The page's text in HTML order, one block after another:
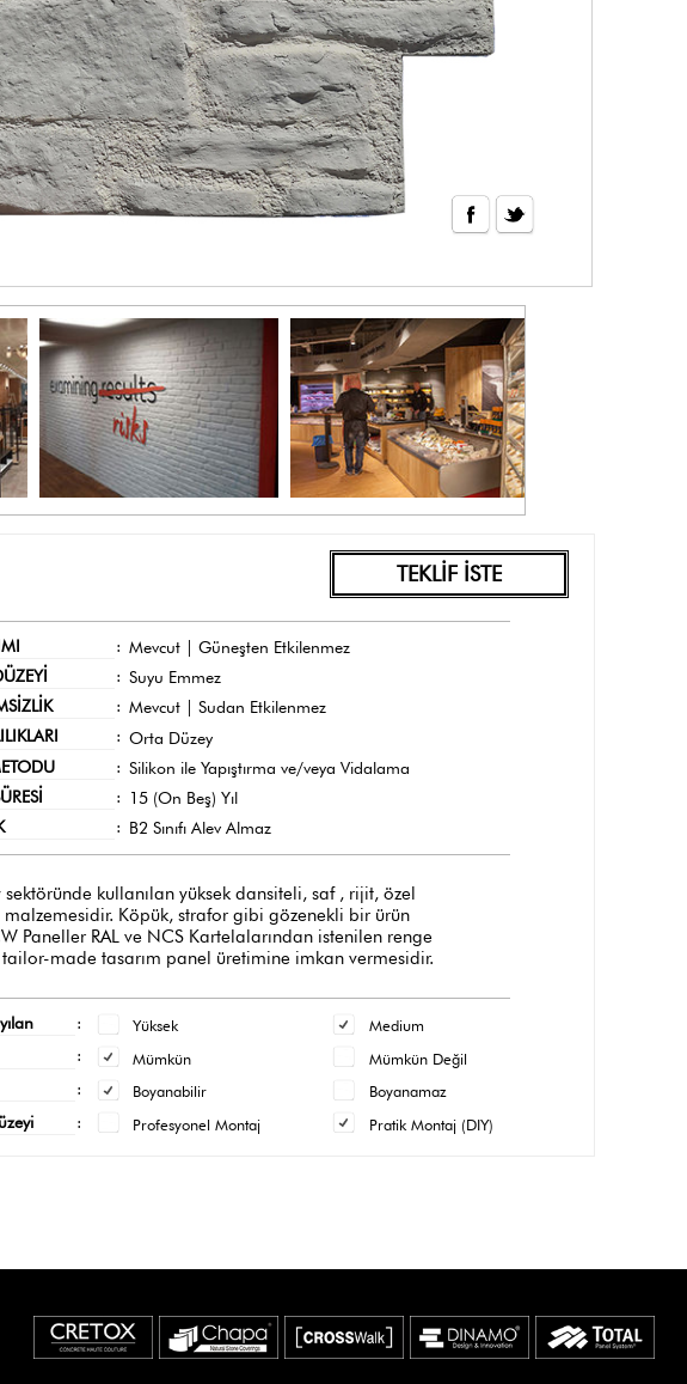
TEKLİF İSTE
: Mevcut | Güneşten Etkilenmez
: Suyu Emmez
: Mevcut | Sudan Etkilenmez
: Orta Düzey
: Silikon ile Yapıştırma ve/veya Vidalama
:
15 (On Beş) Yıl
: B2 Sınıfı Alev Almaz
kullanılan yüksek dansiteli, saf , rijit, özel
Köpük, strafor gibi gözenekli bir ürün
Paneller RAL ve NCS Kartelalarından istenilen renge
made tasarım panel üretimine imkan vermesidir.
: Yüksek
Medium
: Mümkün
Mümkün Değil
: Boyanabilir
Boyanamaz
: Profesyonel Montaj Pratik Montaj (DIY)